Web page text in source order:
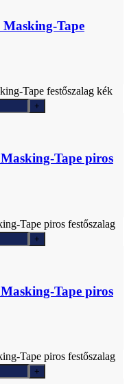
Tape
Tape festőszalag kék
Tape piros
Tape piros festőszalag
Tape piros
Tape piros festőszalag